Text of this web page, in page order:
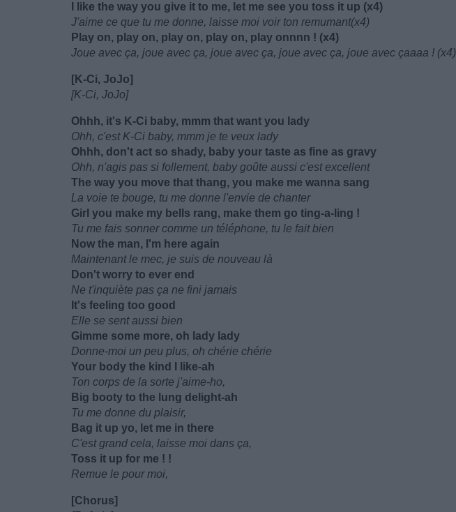
I like the way you give it to me, let me see you toss it up (x4)
J'aime ce que tu me donne, laisse moi voir ton remumant(x4)
Play on, play on, play on, play on, play onnnn ! (x4)
Joue avec ça, joue avec ça, joue avec ça, joue avec ça, joue avec çaaaa ! (x4)
[K-Ci, JoJo]
[K-Ci, JoJo]
Ohhh, it's K-Ci baby, mmm that want you lady
Ohh, c'est K-Ci baby, mmm je te veux lady
Ohhh, don't act so shady, baby your taste as fine as gravy
Ohh, n'agis pas si follement, baby goûte aussi c'est excellent
The way you move that thang, you make me wanna sang
La voie te bouge, tu me donne l'envie de chanter
Girl you make my bells rang, make them go ting-a-ling !
Tu me fais sonner comme un téléphone, tu le fait bien
Now the man, I'm here again
Maintenant le mec, je suis de nouveau là
Don't worry to ever end
Ne t'inquiète pas ça ne fini jamais
It's feeling too good
Elle se sent aussi bien
Gimme some more, oh lady lady
Donne-moi un peu plus, oh chérie chérie
Your body the kind I like-ah
Ton corps de la sorte j'aime-ho,
Big booty to the lung delight-ah
Tu me donne du plaisir,
Bag it up yo, let me in there
C'est grand cela, laisse moi dans ça,
Toss it up for me ! !
Remue le pour moi,
[Chorus]